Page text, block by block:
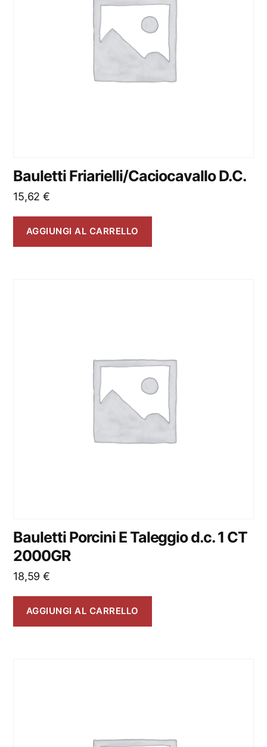
Bauletti Friarielli/Caciocavallo D.C.
15,62 €
AGGIUNGI AL CARRELLO
Bauletti Porcini E Taleggio d.c. 1 CT
2000GR
18,59 €
AGGIUNGI AL CARRELLO